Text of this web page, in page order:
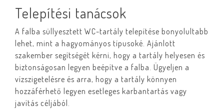
Telepítési tanácsok
A falba süllyesztett WC-tartály telepítése bonyolultabb
lehet, mint a hagyományos típusoké. Ajánlott
szakember segítségét kérni, hogy a tartály helyesen és
biztonságosan legyen beépítve a falba. Ügyeljen a
vízszigetelésre és arra, hogy a tartály könnyen
hozzáférhető legyen esetleges karbantartás vagy
javítás céljából.